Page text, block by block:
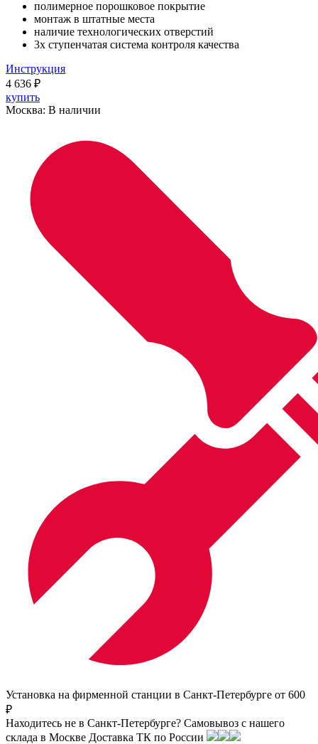
полимерное порошковое покрытие
монтаж в штатные места
наличие технологических отверстий
3х ступенчатая система контроля качества
Инструкция
4 636 ₽
купить
Москва: В наличии
Установка на фирменной станции в Санкт-Петербурге от 600
₽
Находитесь не в Санкт-Петербурге? Самовывоз с нашего
склада в Москве Доставка ТК по России